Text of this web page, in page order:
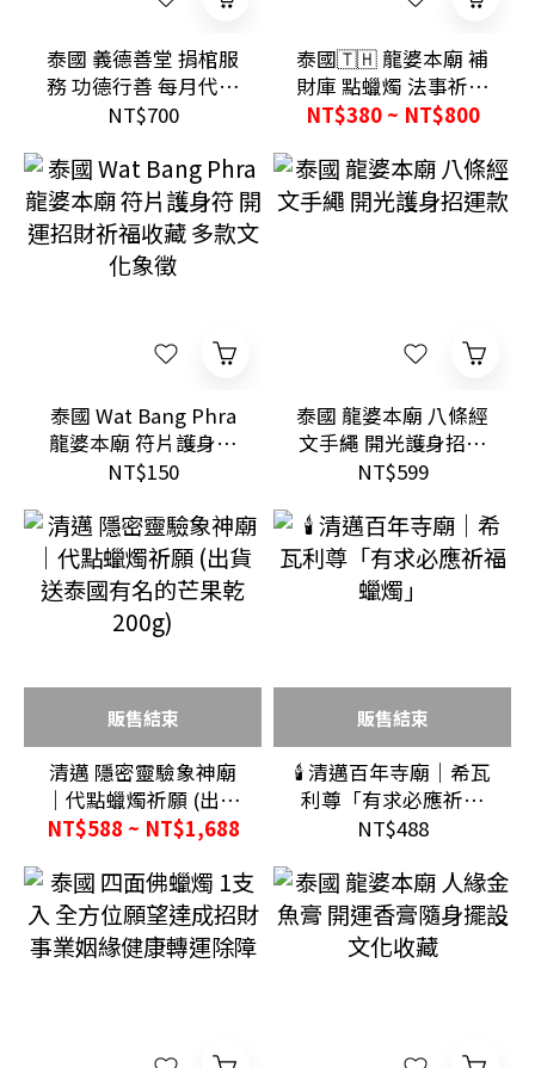
泰國 義德善堂 捐棺服
務 功德行善 每月代捐
回傳紀錄
NT$700
泰國🇹🇭 龍婆本廟 補
財庫 點蠟燭 法事祈福
開運財運儀式
NT$380 ~ NT$800
泰國 Wat Bang Phra
龍婆本廟 符片護身符
開運招財祈福收藏 多
NT$150
泰國 龍婆本廟 八條經
文手繩 開光護身招運
款
NT$599
販售結束
清邁 隱密靈驗象神廟
｜代點蠟燭祈願 (出貨
送泰國有名的芒果乾
NT$588 ~ NT$1,688
販售結束
🕯️ 清邁百年寺廟｜希瓦
利尊「有求必應祈福
蠟燭」
NT$488